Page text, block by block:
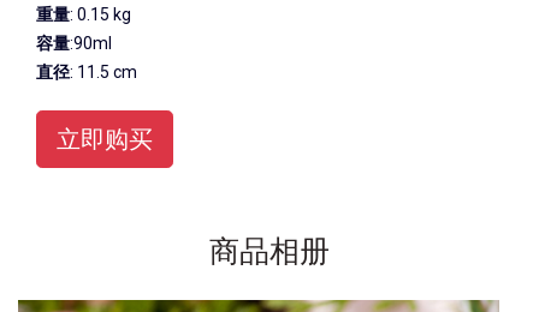
重量: 0.15 kg
容量:90ml
直径: 11.5 cm
立即购买
商品相册